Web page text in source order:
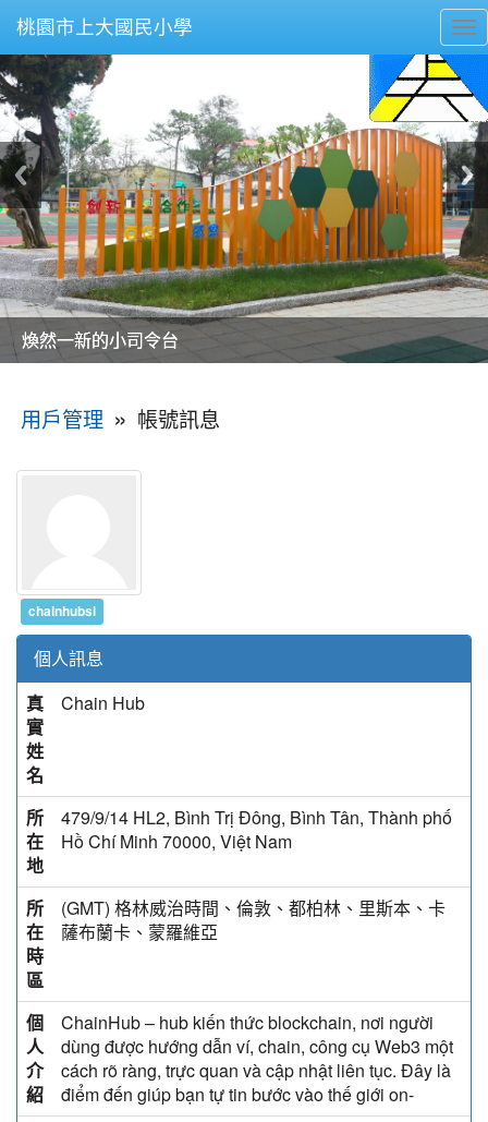
桃園市上大國民小學
美麗的操場是我們活力的來源
美麗的操場是我們活力的來源
煥然一新的小司令台
煥然一新的小司令台
富含桃園埤塘田園風光意象的中廊
富含桃園埤塘田園風光意象的中廊
嶄新的中庭廣場
嶄新的中庭廣場
水生池生生不息
水生池生生不息
用戶管理 » 帳號訊息
chainhubsi
個人訊息
真
實
姓
名
Chain Hub
所
在
地
479/9/14 HL2, Bình Trị Đông, Bình Tân, Thành phố
Hồ Chí Minh 70000, Việt Nam
所
在
時
區
(GMT) 格林威治時間、倫敦、都柏林、里斯本、卡
薩布蘭卡、蒙羅維亞
個
人
介
紹
ChainHub – hub kiến thức blockchain, nơi người
dùng được hướng dẫn ví, chain, công cụ Web3 một
cách rõ ràng, trực quan và cập nhật liên tục. Đây là
điểm đến giúp bạn tự tin bước vào thế giới on-